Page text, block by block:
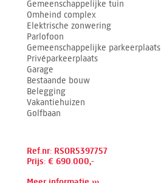
Gemeenschappelijke tuin
Omheind complex
Elektrische zonwering
Parlofoon
Gemeenschappelijke parkeerplaats
Privéparkeerplaats
Garage
Bestaande bouw
Belegging
Vakantiehuizen
Golfbaan
Ref.nr: RSOR5397757
Prijs: € 690.000,-